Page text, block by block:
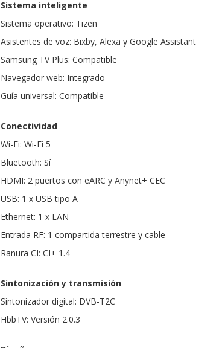
Sistema inteligente
Sistema operativo: Tizen
Asistentes de voz: Bixby, Alexa y Google Assistant
Samsung TV Plus: Compatible
Navegador web: Integrado
Guía universal: Compatible
Conectividad
Wi-Fi: Wi-Fi 5
Bluetooth: Sí
HDMI: 2 puertos con eARC y Anynet+ CEC
USB: 1 x USB tipo A
Ethernet: 1 x LAN
Entrada RF: 1 compartida terrestre y cable
Ranura CI: CI+ 1.4
Sintonización y transmisión
Sintonizador digital: DVB-T2C
HbbTV: Versión 2.0.3